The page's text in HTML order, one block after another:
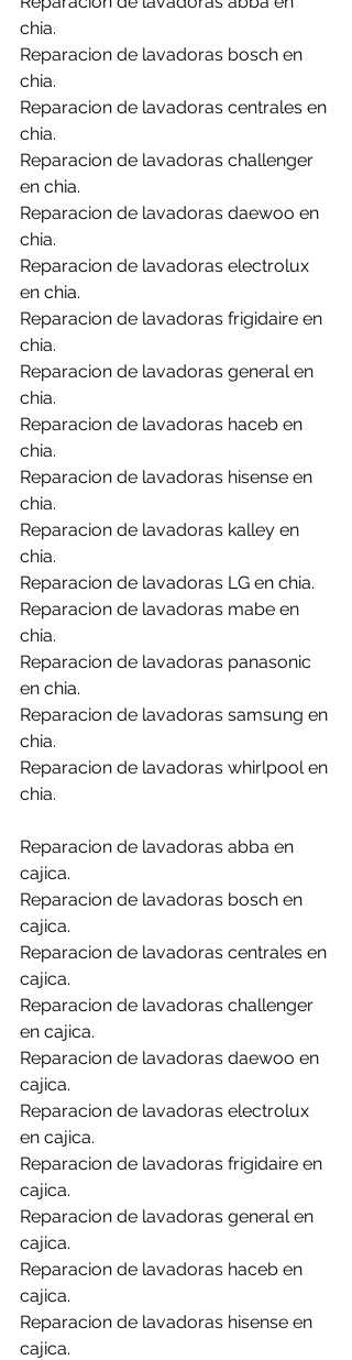
chia.
Reparacion de lavadoras bosch en
chia.
Reparacion de lavadoras centrales en
chia.
Reparacion de lavadoras challenger
en chia.
Reparacion de lavadoras daewoo en
chia.
Reparacion de lavadoras electrolux
en chia.
Reparacion de lavadoras frigidaire en
chia.
Reparacion de lavadoras general en
chia.
Reparacion de lavadoras haceb en
chia.
Reparacion de lavadoras hisense en
chia.
Reparacion de lavadoras kalley en
chia.
Reparacion de lavadoras LG en chia.
Reparacion de lavadoras mabe en
chia.
Reparacion de lavadoras panasonic
en chia.
Reparacion de lavadoras samsung en
chia.
Reparacion de lavadoras whirlpool en
chia.
Reparacion de lavadoras abba en
cajica.
Reparacion de lavadoras bosch en
cajica.
Reparacion de lavadoras centrales en
cajica.
Reparacion de lavadoras challenger
en cajica.
Reparacion de lavadoras daewoo en
cajica.
Reparacion de lavadoras electrolux
en cajica.
Reparacion de lavadoras frigidaire en
cajica.
Reparacion de lavadoras general en
cajica.
Reparacion de lavadoras haceb en
cajica.
Reparacion de lavadoras hisense en
cajica.